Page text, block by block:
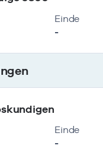
Einde
-
Einde
-